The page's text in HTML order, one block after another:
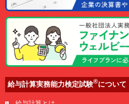
給与計算実務能力検定試験®について